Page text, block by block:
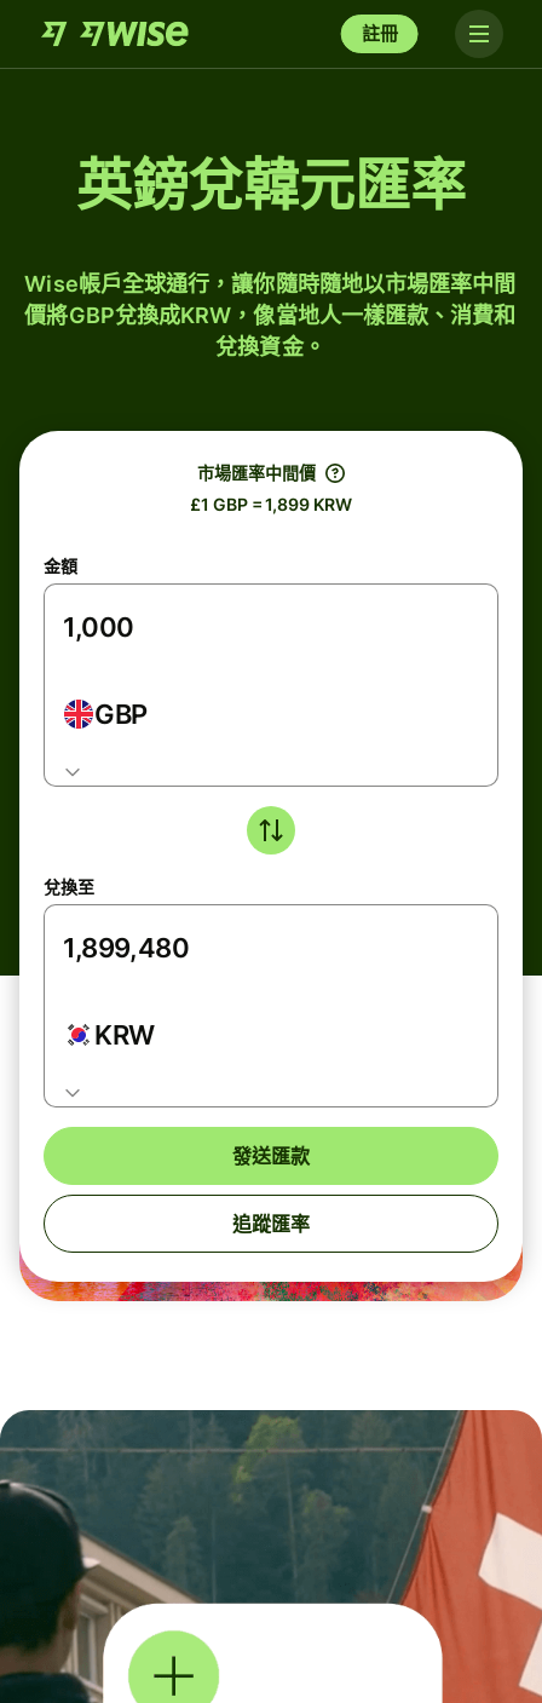
註冊
英鎊兌韓元匯率
Wise帳戶全球通行，讓你隨時隨地以市場匯率中間
價將GBP兌換成KRW，像當地人一樣匯款、消費和
兌換資金。
市場匯率中間價
£1 GBP = 1,899 KRW
金額
GBP
兌換至
KRW
發送匯款
追蹤匯率